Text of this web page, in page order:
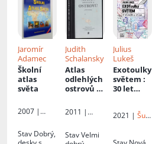
Jaromír
Adamec
Školní
atlas
světa
2007 |
Stav Dobrý,
Judith
Schalansky
Atlas
odlehlých
ostrovů:
ostrovů,
které
nikdy
2011 |
StavVelmi
Julius
Lukeš
Exotoulky
světem :
30 let
2021 | Šulc